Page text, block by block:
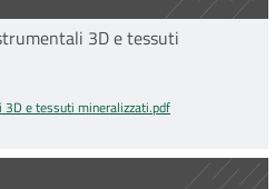
3D e tessuti
e tessuti mineralizzati.pdf
cellulari e rigenerative.pdf